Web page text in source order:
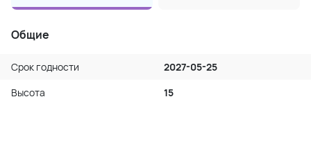
Общие
Срок годности
2027-05-25
Высота
15